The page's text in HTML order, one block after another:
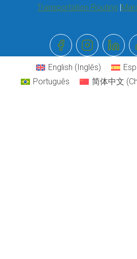
Transportation Routing
English (Inglês)
Português
简体中文 (